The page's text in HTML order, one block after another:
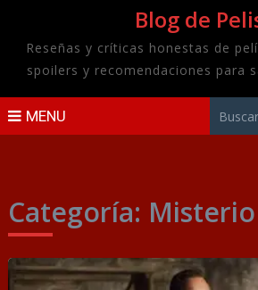
Blog de
Reseñas y críticas honestas de
spoilers y recomendaciones para
MENU
Categoría: Misterio